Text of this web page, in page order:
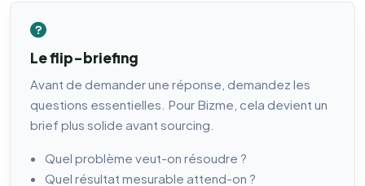
Le flip-briefing
Avant de demander une réponse, demandez les
questions essentielles. Pour Bizme, cela devient un
brief plus solide avant sourcing.
Quel problème veut-on résoudre ?
Quel résultat mesurable attend-on ?